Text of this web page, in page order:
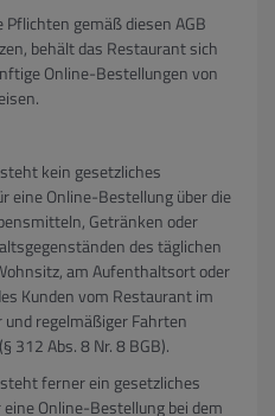
Pflichten gemäß diesen AGB
behält das Restaurant sich
Online-Bestellungen von
kein gesetzliches
eine Online-Bestellung über die
Getränken oder
des täglichen
am Aufenthaltsort oder
Kunden vom Restaurant im
regelmäßiger Fahrten
312 Abs. 8 Nr. 8 BGB).
ferner ein gesetzliches
Online-Bestellung bei dem